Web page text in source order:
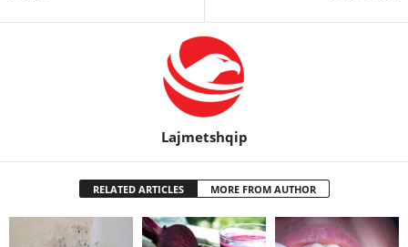
Lajmetshqip
RELATED ARTICLES MORE FROM AUTHOR